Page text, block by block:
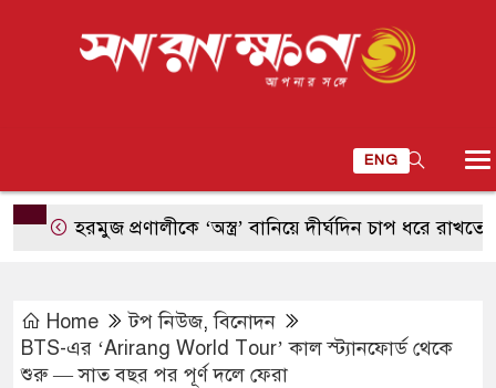
ENG
হরমুজ প্রণালীকে ‘অস্ত্র’ বানিয়ে দীর্ঘদিন চাপ ধরে রাখতে পারবে
Home টপ নিউজ,বিনোদন
BTS-এর ‘Arirang World Tour’ কাল স্ট্যানফোর্ড থেকে
শুরু — সাত বছর পর পূর্ণ দলে ফেরা